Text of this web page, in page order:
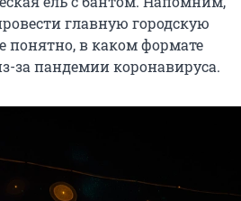
главную городскую
понятно, в каком формате
за пандемии коронавируса.